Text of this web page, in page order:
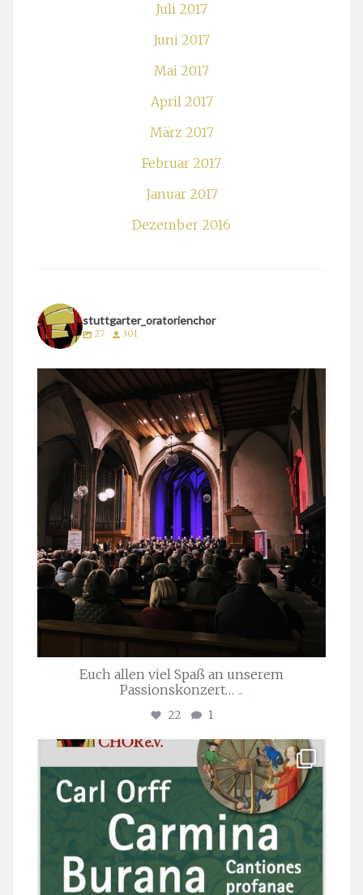
Juli 2017
Juni 2017
Mai 2017
April 2017
März 2017
Februar 2017
Januar 2017
Dezember 2016
stuttgarter_oratorienchor
27 301
stuttgarter_oratorienchor
März 24
Euch allen viel Spaß an unserem
Passionskonzert… ...
22 1
stuttgarter_oratorienchor
Juli 22